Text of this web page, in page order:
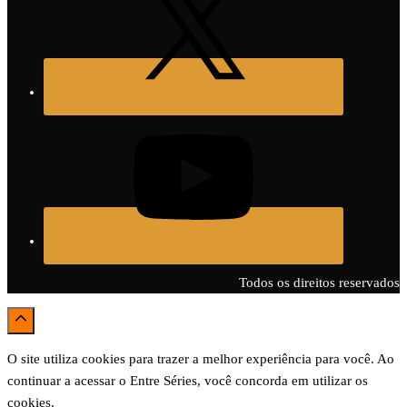
Todos os direitos reservados
O site utiliza cookies para trazer a melhor experiência para você. Ao
continuar a acessar o Entre Séries, você concorda em utilizar os
cookies.